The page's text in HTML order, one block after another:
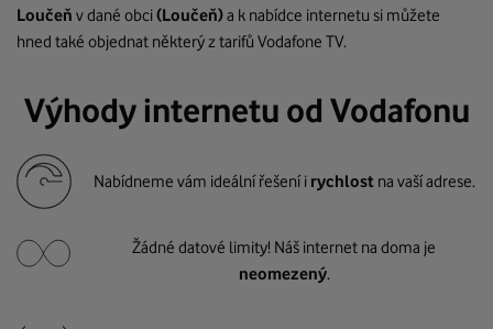
Loučeň v dané obci(Loučeň)a k nabídce internetu si můžete
hned také objednat některý z tarifů Vodafone TV.
Výhody internetu od Vodafonu
Nabídneme vám ideální řešení i rychlost na vaší adrese.
Žádné datové limity! Náš internet na doma je
neomezený.